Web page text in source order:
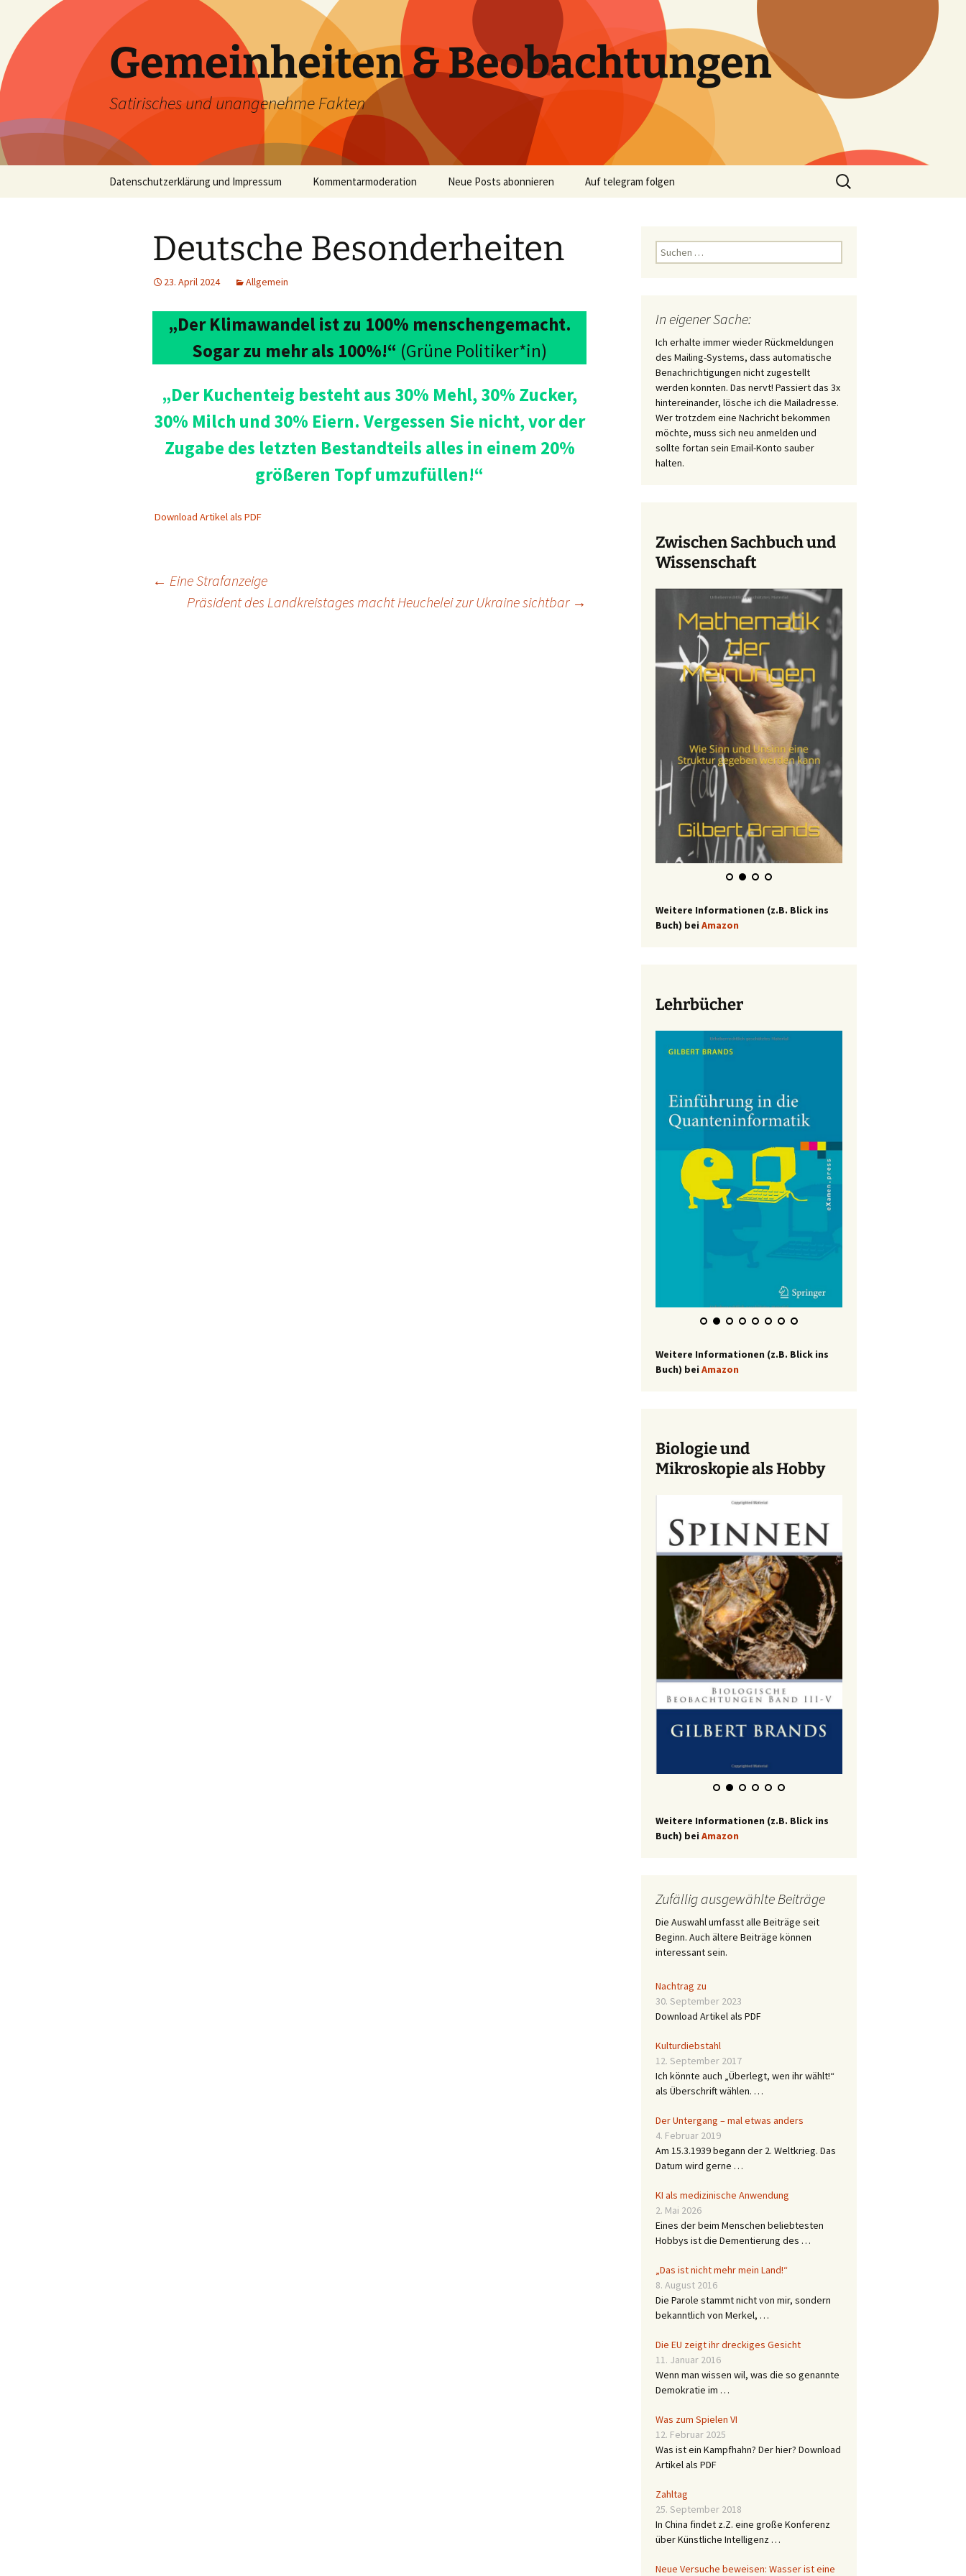
Inhalt
springen
Gemeinheiten & Beobachtungen
Satirisches und unangenehme Fakten
Datenschutzerklärung und Impressum Kommentarmoderation Neue Posts abonnieren Auf telegram folgen
Suchen
nach:
Deutsche Besonderheiten
23. April 2024 Allgemein
„Der Klimawandel ist zu 100% menschengemacht.
Sogar zu mehr als 100%!“ (Grüne Politiker*in)
„Der Kuchenteig besteht aus 30% Mehl, 30% Zucker,
30% Milch und 30% Eiern. Vergessen Sie nicht, vor der
Zugabe des letzten Bestandteils alles in einem 20%
größeren Topf umzufüllen!“
Download Artikel als PDF
Beitragsnavigation
← Eine Strafanzeige
Präsident des Landkreistages macht Heuchelei zur Ukraine sichtbar →
Suchen
nach:
In eigener Sache:
Ich erhalte immer wieder Rückmeldungen
des Mailing-Systems, dass automatische
Benachrichtigungen nicht zugestellt
werden konnten. Das nervt! Passiert das 3x
hintereinander, lösche ich die Mailadresse.
Wer trotzdem eine Nachricht bekommen
möchte, muss sich neu anmelden und
sollte fortan sein Email-Konto sauber
halten.
Zwischen Sachbuch und
Wissenschaft
Weitere Informationen (z.B. Blick ins
Buch) bei Amazon
Lehrbücher
Weitere Informationen (z.B. Blick ins
Buch) bei Amazon
Biologie und
Mikroskopie als Hobby
Weitere Informationen (z.B. Blick ins
Buch) bei Amazon
Zufällig ausgewählte Beiträge
Die Auswahl umfasst alle Beiträge seit
Beginn. Auch ältere Beiträge können
interessant sein.
Nachtrag zu
30. September 2023
Download Artikel als PDF
Kulturdiebstahl
12. September 2017
Ich könnte auch „Überlegt, wen ihr wählt!“
als Überschrift wählen. …
Der Untergang – mal etwas anders
4. Februar 2019
Am 15.3.1939 begann der 2. Weltkrieg. Das
Datum wird gerne …
KI als medizinische Anwendung
2. Mai 2026
Eines der beim Menschen beliebtesten
Hobbys ist die Dementierung des …
„Das ist nicht mehr mein Land!“
8. August 2016
Die Parole stammt nicht von mir, sondern
bekanntlich von Merkel, …
Die EU zeigt ihr dreckiges Gesicht
11. Januar 2016
Wenn man wissen wil, was die so genannte
Demokratie im …
Was zum Spielen VI
12. Februar 2025
Was ist ein Kampfhahn? Der hier? Download
Artikel als PDF
Zahltag
25. September 2018
In China findet z.Z. eine große Konferenz
über Künstliche Intelligenz …
Neue Versuche beweisen: Wasser ist eine